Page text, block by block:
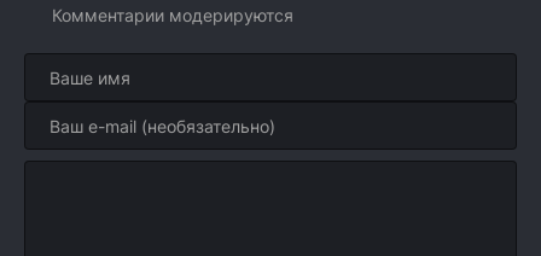
Комментарии модерируются